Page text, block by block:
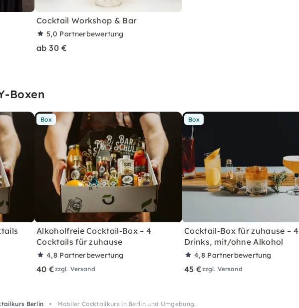
Cocktail Workshop & Bar
5,0 Partnerbewertung
ab 30 €
Boxen
Box
Alkoholfreie Cocktail-Box – 4
Cocktails für zuhause
4,8 Partnerbewertung
40 €zzgl. Versand
Box
Cocktail-Box für zuhause – 4
Drinks, mit/ohne Alkohol
4,8 Partnerbewertung
45 €zzgl. Versand
Berlin
Mobiler Cocktailkurs in Berlin und Umgebung.